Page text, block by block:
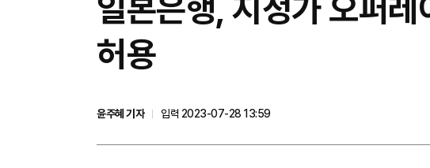
일본은행, 지정가 오퍼
허용
윤주혜 기자 입력 2023-07-28 13:59